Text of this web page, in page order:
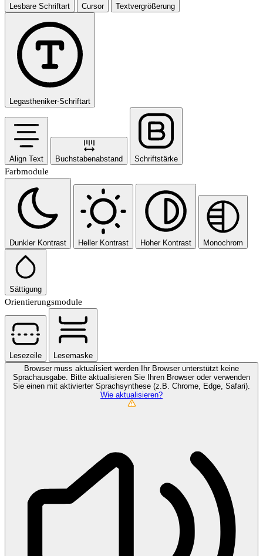
Lesbare Schriftart Cursor Textvergrößerung
Legastheniker-Schriftart
Align Text Buchstabenabstand Schriftstärke
Farbmodule
Dunkler Kontrast Heller Kontrast Hoher Kontrast Monochrom
Sättigung
Orientierungsmodule
Lesezeile
Lesemaske
Browser muss aktualisiert werden
Ihr Browser unterstützt keine
Sprachausgabe. Bitte aktualisieren Sie Ihren Browser oder verwenden
Sie einen mit aktivierter Sprachsynthese (z.B. Chrome, Edge, Safari).
Wie aktualisieren?